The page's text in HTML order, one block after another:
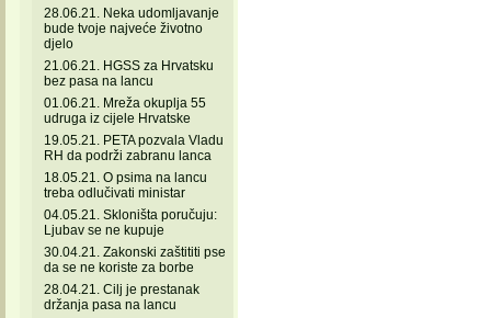
28.06.21. Neka udomljavanje
bude tvoje najveće životno
djelo
21.06.21. HGSS za Hrvatsku
bez pasa na lancu
01.06.21. Mreža okuplja 55
udruga iz cijele Hrvatske
19.05.21. PETA pozvala Vladu
RH da podrži zabranu lanca
18.05.21. O psima na lancu
treba odlučivati ministar
04.05.21. Skloništa poručuju:
Ljubav se ne kupuje
30.04.21. Zakonski zaštititi pse
da se ne koriste za borbe
28.04.21. Cilj je prestanak
držanja pasa na lancu